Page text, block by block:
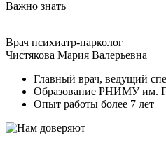
Важно знать
Врач психиатр-нарколог
Чистякова Мария Валерьевна
Главный врач, ведущий
Образование РНИМУ им.
Опыт работы более 7 лет